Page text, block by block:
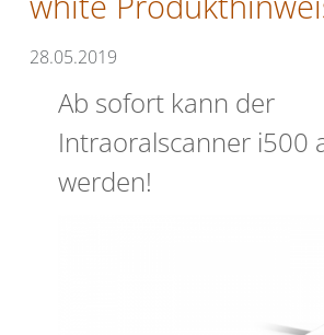
28.05.2019
Ab sofort kann der
Intraoralscanner i500
werden!